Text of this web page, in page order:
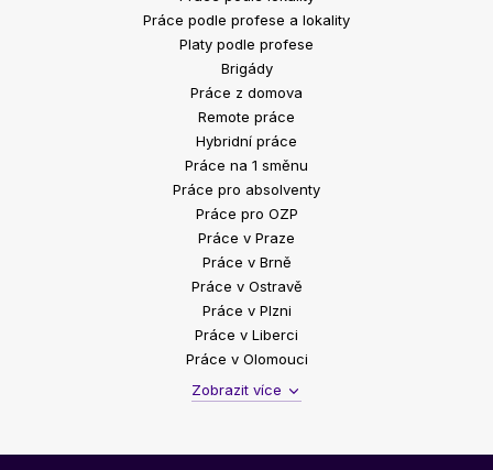
Práce podle profese a lokality
Platy podle profese
Brigády
Práce z domova
Remote práce
Hybridní práce
Práce na 1 směnu
Práce pro absolventy
Práce pro OZP
Práce v Praze
Práce v Brně
Práce v Ostravě
Práce v Plzni
Práce v Liberci
Práce v Olomouci
Zobrazit více